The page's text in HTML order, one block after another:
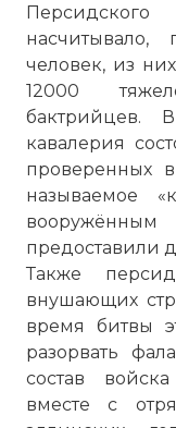
человек, из
12000
бактрийцев.
кавалерия
проверенных
называемое
вооружённым
предоставили
Также
внушающих
время битвы
разорвать
состав
вместе с